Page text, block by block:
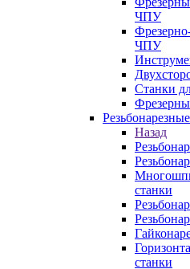
ЧПУ
ЧПУ
Станки
Назад
станки
станки